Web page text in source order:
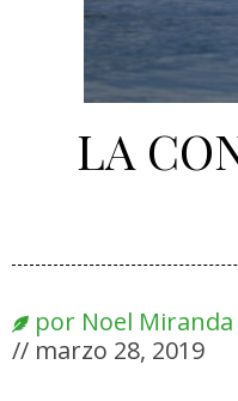
LA
por Noel Miranda
// marzo 28, 2019